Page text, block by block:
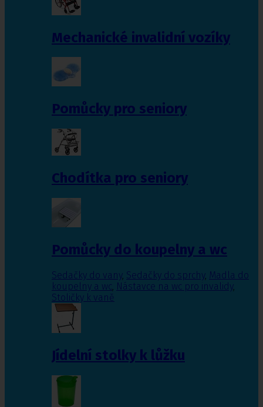
Mechanické invalidní vozíky
Pomůcky pro seniory
Chodítka pro seniory
Pomůcky do koupelny a wc
Sedačky do vany, Sedačky do sprchy, Madla do
koupelny a wc, Nástavce na wc pro invalidy,
Stoličky k vaně
Jídelní stolky k lůžku